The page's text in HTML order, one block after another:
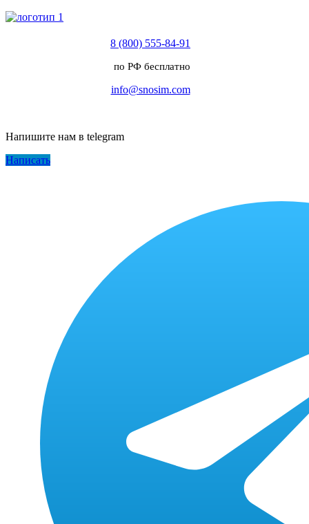
8 (800) 555-84-91
по РФ бесплатно
info@snosim.com
Напишите нам в telegram
Написать